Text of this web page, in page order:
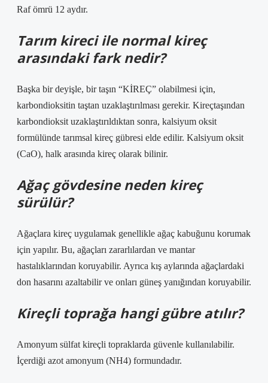
Raf ömrü 12 aydır.
Tarım kireci ile normal kireç
arasındaki fark nedir?
Başka bir deyişle, bir taşın “KİREÇ” olabilmesi için,
karbondioksitin taştan uzaklaştırılması gerekir. Kireçtaşından
karbondioksit uzaklaştırıldıktan sonra, kalsiyum oksit
formülünde tarımsal kireç gübresi elde edilir. Kalsiyum oksit
(CaO), halk arasında kireç olarak bilinir.
Ağaç gövdesine neden kireç
sürülür?
Ağaçlara kireç uygulamak genellikle ağaç kabuğunu korumak
için yapılır. Bu, ağaçları zararlılardan ve mantar
hastalıklarından koruyabilir. Ayrıca kış aylarında ağaçlardaki
don hasarını azaltabilir ve onları güneş yanığından koruyabilir.
Kireçli toprağa hangi gübre atılır?
Amonyum sülfat kireçli topraklarda güvenle kullanılabilir.
İçerdiği azot amonyum (NH4) formundadır.